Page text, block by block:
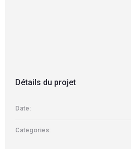
Détails du projet
Date:
Categories: